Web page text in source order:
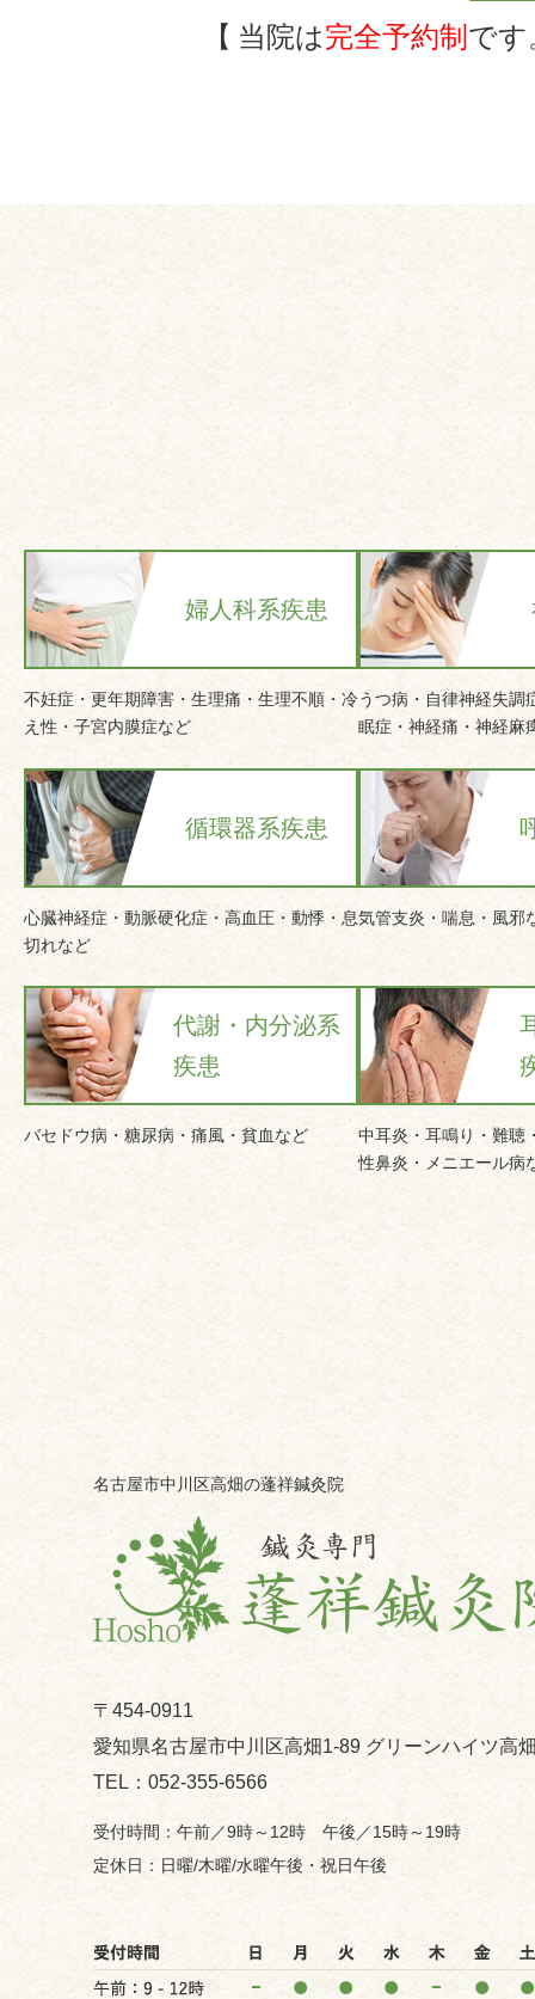
当院は完全予約制 です
婦人科系疾患
不妊症・更年期障害・生理痛・生理不順・冷
え性・子宮内膜症など
うつ病・自律神経失調
眠症・神経痛・神経麻
循環器系疾患
心臓神経症・動脈硬化症・高血圧・動悸・息
切れなど
気管支炎・喘息・風邪
代謝・内分泌系
疾患
バセドウ病・糖尿病・痛風・貧血など
中耳炎・耳鳴り・難聴
性鼻炎・メニエール病
名古屋市中川区高畑の蓬祥鍼灸院
〒454-0911
愛知県名古屋市中川区高畑1-89 グリーンハイツ高
052-355-6566
午前／9時～12時 午後／15時～19時
日曜/木曜/水曜午後・祝日午後